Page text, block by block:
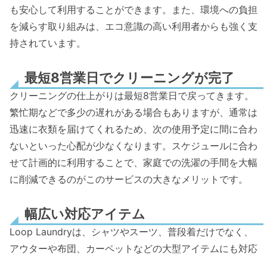
も安心して利用することができます。また、環境への負担
を減らす取り組みは、エコ意識の高い利用者からも強く支
持されています。
最短8営業日でクリーニングが完了
クリーニングの仕上がりは最短8営業日で戻ってきます。
繁忙期などで多少の遅れがある場合もありますが、通常は
迅速に衣類を届けてくれるため、次の使用予定に間に合わ
ないといった心配が少なくなります。スケジュールに合わ
せて計画的に利用することで、家庭での洗濯の手間を大幅
に削減できるのがこのサービスの大きなメリットです。
幅広い対応アイテム
Loop Laundryは、シャツやスーツ、普段着だけでなく、
アウターや布団、カーペットなどの大型アイテムにも対応